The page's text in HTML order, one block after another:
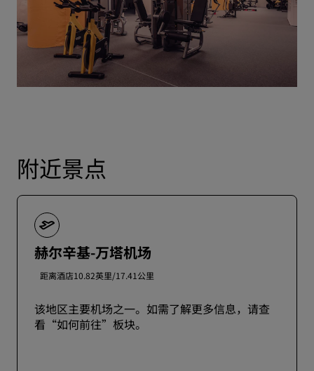
附近景点
赫尔辛基-万塔机场
距离酒店10.82英里/17.41公里
该地区主要机场之一。如需了解更多信息，请查
看“如何前往”板块。